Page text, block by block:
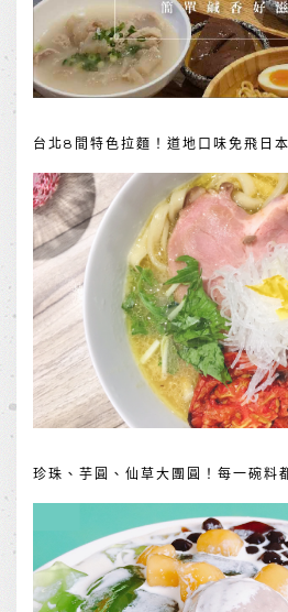
台北8間特色拉麵！道地口味免飛日本
珍珠、芋圓、仙草大團圓！每一碗料